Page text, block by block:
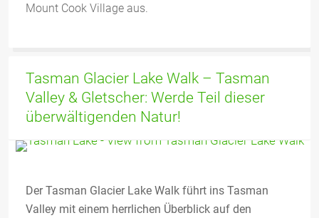
Mount Cook Village aus.
Tasman Glacier Lake Walk – Tasman
Valley & Gletscher: Werde Teil dieser
überwältigenden Natur!
Der Tasman Glacier Lake Walk führt ins Tasman
Valley mit einem herrlichen Überblick auf den